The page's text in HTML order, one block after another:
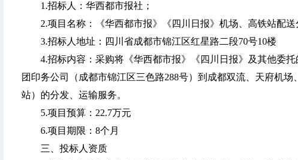
1.招标人：华西都市报社；
2.项目名称：《华西都市报》《四川日报》机场、高铁站配送
3.招标人地址：四川省成都市锦江区红星路二段70号10楼
4.招标内容：采购将《华西都市报》《四川日报》及其他委托
团印务公司（成都市锦江区三色路288号）到成都双流、天府机
站）的分发、运输服务。
5.项目预算：22.7万元
6.项目期限：8个月
三、投标人资质